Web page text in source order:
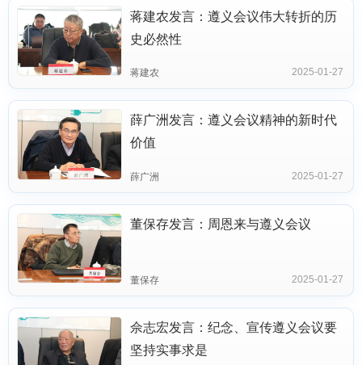
蒋建农发言：遵义会议伟大转折的历
史必然性
蒋建农 2025-01-27
薛广洲发言：遵义会议精神的新时代
价值
薛广洲 2025-01-27
董保存发言：周恩来与遵义会议
董保存 2025-01-27
佘志宏发言：纪念、宣传遵义会议要
坚持实事求是